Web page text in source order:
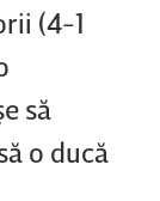
(4-1
să
o ducă